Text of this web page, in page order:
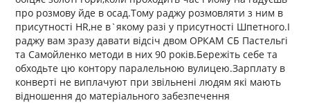
про розмову йде в осад.Тому раджу розмовляти з ним в
присутності HR,не в`якому разі у присутності Шпетного.І
раджу вам зразу давати відсіч двом ОРКАМ СБ Пастельгі
та Самойленко методи в них 90 років.Бережіть себе та
обходьте цю контору паралельною вулицею.Зарплату в
конверті не виплачуют при звільнені людям які мають
відношення до матеріального забезпечення